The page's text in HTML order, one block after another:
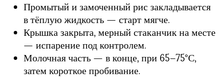
Промытый и замоченный рис закладывается
в тёплую жидкость — старт мягче.
Крышка закрыта, мерный стаканчик на месте
— испарение под контролем.
Молочная часть — в конце, при 65–75°С,
затем короткое пробивание.